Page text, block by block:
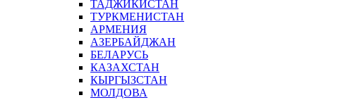
ТАДЖИКИСТАН
ТУРКМЕНИСТАН
АРМЕНИЯ
АЗЕРБАЙДЖАН
БЕЛАРУСЬ
КАЗАХСТАН
КЫРГЫЗСТАН
МОЛДОВА